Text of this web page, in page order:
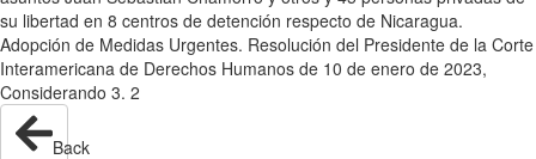
su libertad en 8 centros de detención respecto de Nicaragua.
Adopción de Medidas Urgentes. Resolución del Presidente de la Corte
Interamericana de Derechos Humanos de 10 de enero de 2023,
Considerando 3. 2
Back